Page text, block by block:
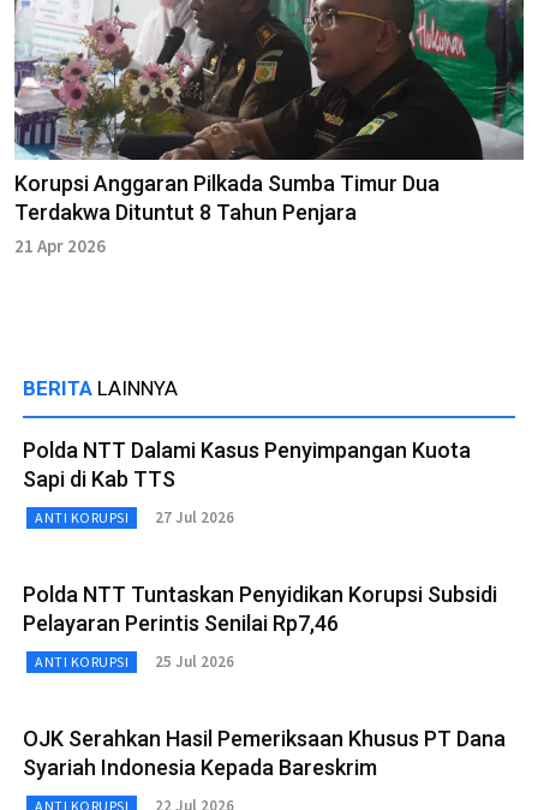
Korupsi Anggaran Pilkada Sumba Timur Dua
Terdakwa Dituntut 8 Tahun Penjara
21 Apr 2026
BERITA LAINNYA
Polda NTT Dalami Kasus Penyimpangan Kuota
Sapi di Kab TTS
ANTI KORUPSI 27 Jul 2026
Polda NTT Tuntaskan Penyidikan Korupsi Subsidi
Pelayaran Perintis Senilai Rp7,46
ANTI KORUPSI 25 Jul 2026
OJK Serahkan Hasil Pemeriksaan Khusus PT Dana
Syariah Indonesia Kepada Bareskrim
ANTI KORUPSI 22 Jul 2026